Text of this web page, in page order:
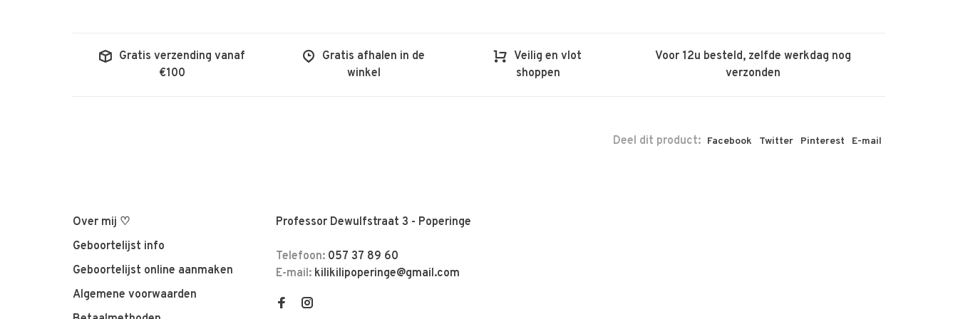
Gratis verzending vanaf
€100
Gratis afhalen in de
winkel
Veilig en vlot
shoppen
Voor 12u besteld, zelfde werkdag nog
verzonden
Deel dit product: Facebook Twitter Pinterest E-mail
Over mij ♡
Geboortelijst info
Geboortelijst online aanmaken
Algemene voorwaarden
Professor Dewulfstraat 3 - Poperinge
Telefoon: 057 37 89 60
E-mail: kilikilipoperinge@gmail.com